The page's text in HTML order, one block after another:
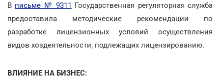
В письме № 9311 Государственная регуляторная служба
предоставила методические рекомендации по
разработке лицензионных условий осуществления
видов хоздеятельности, подлежащих лицензированию.
ВЛИЯНИЕ НА БИЗНЕС: